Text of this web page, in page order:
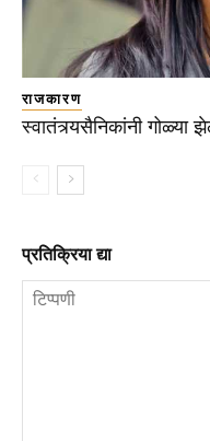
राजकारण
स्वातंत्र्यसैनिकांनी गोळ्या
प्रतिक्रिया द्या